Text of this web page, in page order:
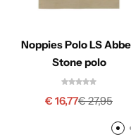
Noppies Polo LS
Stone polo
€27,95
€ 16,77